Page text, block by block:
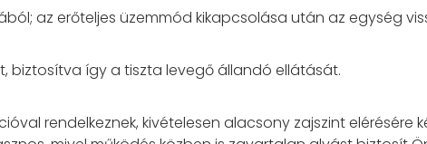
az erőteljes üzemmód kikapcsolása után az egység
biztosítva így a tiszta levegő állandó ellátását.
rendelkeznek, kivételesen alacsony zajszint elérésére